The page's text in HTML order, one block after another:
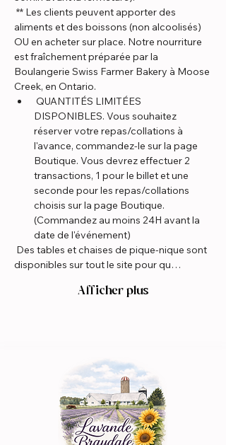
aliments et des boissons (non alcoolisés)
OU en acheter sur place. Notre nourriture
est fraîchement préparée par la
Boulangerie Swiss Farmer Bakery à Moose
Creek, en Ontario.
DISPONIBLES. Vous souhaitez
réserver votre repas/collations à
l'avance, commandez-le sur la page
Boutique. Vous devrez effectuer 2
transactions, 1 pour le billet et une
seconde pour les repas/collations
choisis sur la page Boutique.
(Commandez au moins 24H avant la
date de l'événement)
disponibles sur tout le site pour qu…
Afficher plus